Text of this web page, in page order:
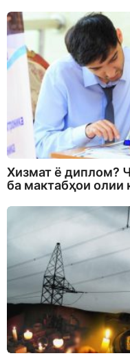
Хизмат ё диплом?
ба мактабҳои